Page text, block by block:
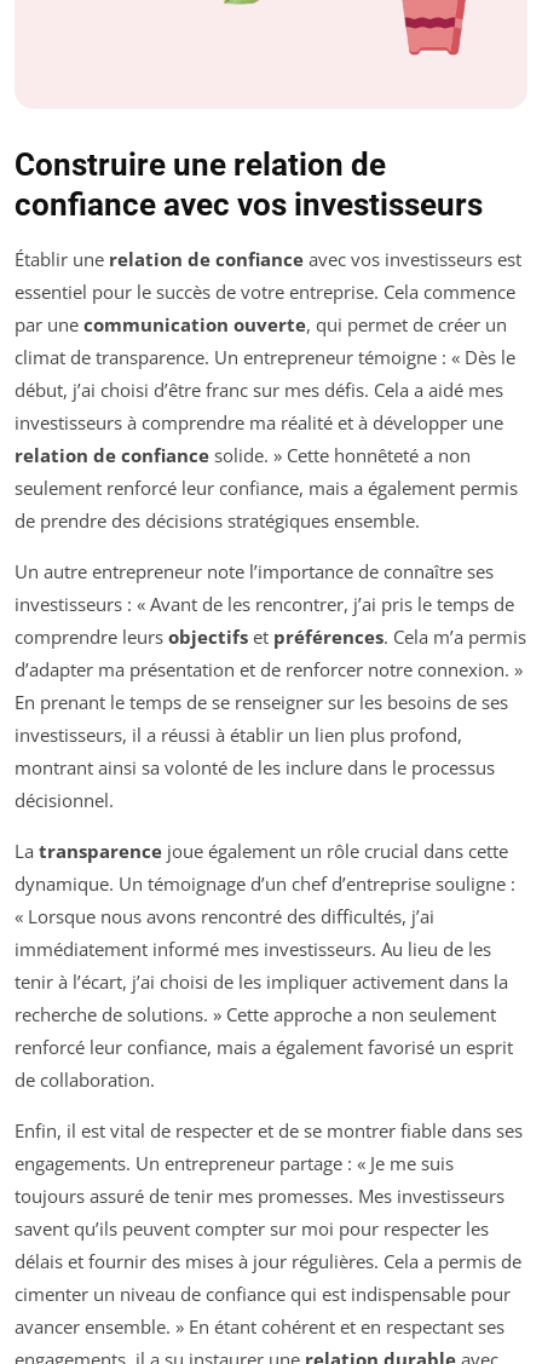
Construire une relation de
confiance avec vos investisseurs
Établir une relation de confiance avec vos investisseurs est
essentiel pour le succès de votre entreprise. Cela commence
par une communication ouverte, qui permet de créer un
climat de transparence. Un entrepreneur témoigne : « Dès le
début, j’ai choisi d’être franc sur mes défis. Cela a aidé mes
investisseurs à comprendre ma réalité et à développer une
relation de confiance solide. » Cette honnêteté a non
seulement renforcé leur confiance, mais a également permis
de prendre des décisions stratégiques ensemble.
Un autre entrepreneur note l’importance de connaître ses
investisseurs : « Avant de les rencontrer, j’ai pris le temps de
comprendre leurs objectifs et préférences. Cela m’a permis
d’adapter ma présentation et de renforcer notre connexion. »
En prenant le temps de se renseigner sur les besoins de ses
investisseurs, il a réussi à établir un lien plus profond,
montrant ainsi sa volonté de les inclure dans le processus
décisionnel.
La transparence joue également un rôle crucial dans cette
dynamique. Un témoignage d’un chef d’entreprise souligne :
« Lorsque nous avons rencontré des difficultés, j’ai
immédiatement informé mes investisseurs. Au lieu de les
tenir à l’écart, j’ai choisi de les impliquer activement dans la
recherche de solutions. » Cette approche a non seulement
renforcé leur confiance, mais a également favorisé un esprit
de collaboration.
Enfin, il est vital de respecter et de se montrer fiable dans ses
engagements. Un entrepreneur partage : « Je me suis
toujours assuré de tenir mes promesses. Mes investisseurs
savent qu’ils peuvent compter sur moi pour respecter les
délais et fournir des mises à jour régulières. Cela a permis de
cimenter un niveau de confiance qui est indispensable pour
avancer ensemble. » En étant cohérent et en respectant ses
engagements, il a su instaurer une relation durable avec